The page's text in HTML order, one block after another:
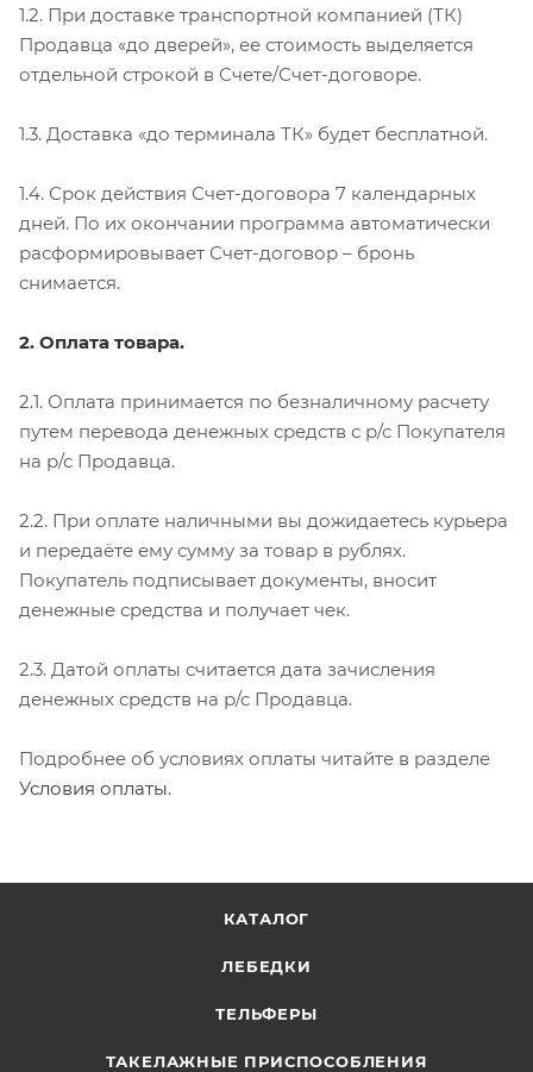
1.2. При доставке транспортной компанией (ТК)
Продавца «до дверей», ее стоимость выделяется
отдельной строкой в Счете/Счет-договоре.
1.3. Доставка «до терминала ТК» будет бесплатной.
1.4. Срок действия Счет-договора 7 календарных
дней. По их окончании программа автоматически
расформировывает Счет-договор – бронь
снимается.
2. Оплата товара.
2.1. Оплата принимается по безналичному расчету
путем перевода денежных средств с р/с Покупателя
на р/с Продавца.
2.2. При оплате наличными вы дожидаетесь курьера
и передаёте ему сумму за товар в рублях.
Покупатель подписывает документы, вносит
денежные средства и получает чек.
2.3. Датой оплаты считается дата зачисления
денежных средств на р/с Продавца.
Подробнее об условиях оплаты читайте в разделе
Условия оплаты.
КАТАЛОГ
ЛЕБЕДКИ
ТЕЛЬФЕРЫ
ТАКЕЛАЖНЫЕ ПРИСПОСОБЛЕНИЯ